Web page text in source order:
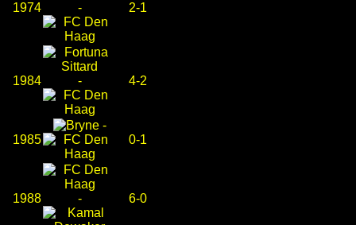
1974 - 2-1
1984 - 4-2
1985
-
0-1
1988 - 6-0